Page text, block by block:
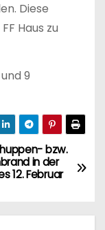
Diese
Haus zu
9
bzw.
in der
12. Februar